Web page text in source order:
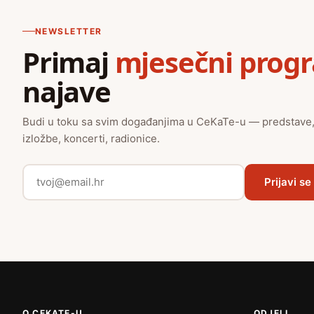
NEWSLETTER
Primaj mjesečni
najave
Budi u toku sa svim događanjima u CeKaTe-u — predstave,
izložbe, koncerti, radionice.
Prijavi se